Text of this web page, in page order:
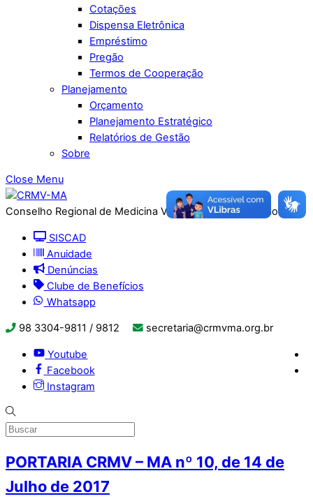
Cotações
Dispensa Eletrônica
Empréstimo
Pregão
Termos de Cooperação
Planejamento
Orçamento
Planejamento Estratégico
Relatórios de Gestão
Sobre
Close Menu
Conselho Regional de Medicina Veterinária do Maranhão
SISCAD
Anuidade
Denúncias
Clube de Benefícios
Whatsapp
98 3304-9811 / 9812 secretaria@crmvma.org.br
Youtube
Facebook
Instagram
PORTARIA CRMV – MA nº 10, de 14 de
Julho de 2017